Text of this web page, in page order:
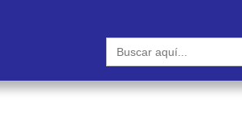
Buscar: